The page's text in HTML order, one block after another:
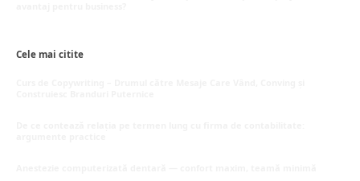
Cele mai citite